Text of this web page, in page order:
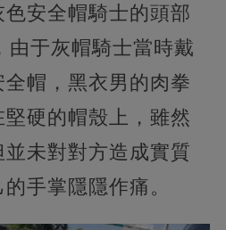
安全帽騎士的頭部
由于灰帽騎士當時戴
帽，黑衣男的肉拳
硬的帽殼上，雖然
未對對方造成實質
手掌隱隱作痛。